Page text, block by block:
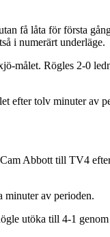
få låta för första
i numerärt underläge.
målet. Rögles 2-0
efter tolv minuter av
Abbott till TV4
minuter av perioden.
utöka till 4-1